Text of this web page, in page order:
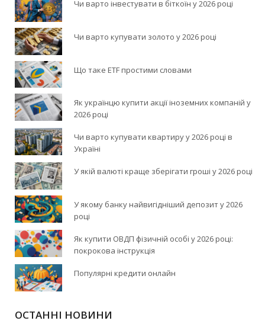
Чи варто інвестувати в біткоїн у 2026 році
Чи варто купувати золото у 2026 році
Що таке ETF простими словами
Як українцю купити акції іноземних компаній у
2026 році
Чи варто купувати квартиру у 2026 році в
Україні
У якій валюті краще зберігати гроші у 2026 році
У якому банку найвигідніший депозит у 2026
році
Як купити ОВДП фізичній особі у 2026 році:
покрокова інструкція
Популярні кредити онлайн
ОСТАННІ НОВИНИ